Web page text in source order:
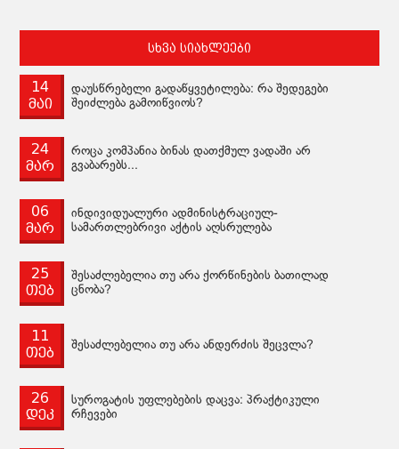
სხვა სიახლეები
14
მაი
დაუსწრებელი გადაწყვეტილება: რა შედეგები
შეიძლება გამოიწვიოს?
24
მარ
როცა კომპანია ბინას დათქმულ ვადაში არ
გვაბარებს...
06
მარ
ინდივიდუალური ადმინისტრაციულ-
სამართლებრივი აქტის აღსრულება
25
თებ
შესაძლებელია თუ არა ქორწინების ბათილად
ცნობა?
11
თებ
შესაძლებელია თუ არა ანდერძის შეცვლა?
26
დეკ
სუროგატის უფლებების დაცვა: პრაქტიკული
რჩევები